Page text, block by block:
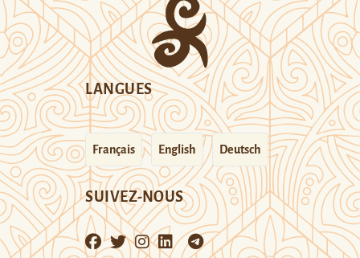
LANGUES
Français English Deutsch
SUIVEZ-NOUS